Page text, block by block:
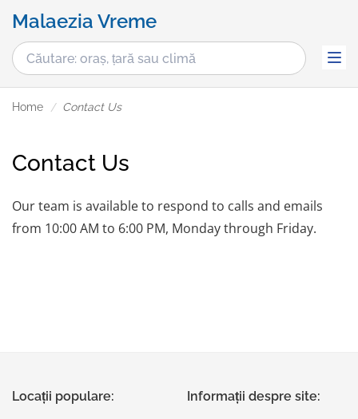
Malaezia Vreme
Home Contact Us
Contact Us
Our team is available to respond to calls and emails
from 10:00 AM to 6:00 PM, Monday through Friday.
Locații populare: Informații despre site: